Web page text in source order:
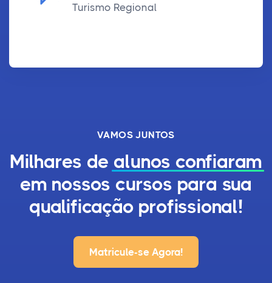
Turismo Regional
VAMOS JUNTOS
Milhares de alunos confiaram
em nossos cursos para sua
qualificação profissional!
Matricule-se Agora!